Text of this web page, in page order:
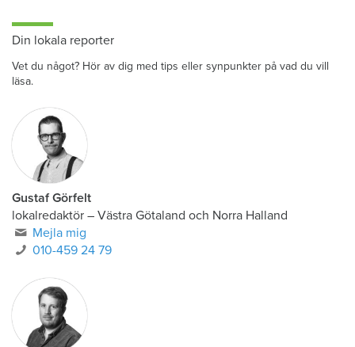
Din lokala reporter
Vet du något? Hör av dig med tips eller synpunkter på vad du vill
läsa.
Gustaf Görfelt
lokalredaktör – Västra Götaland och Norra Halland
Mejla mig
010-459 24 79